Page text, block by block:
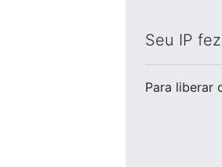
Seu IP
Para liberar